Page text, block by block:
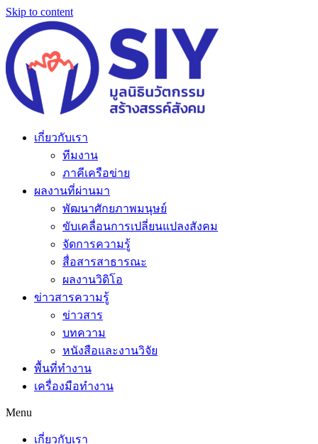
Skip to content
เกี่ยวกับเรา
ทีมงาน
ภาคีเครือข่าย
ผลงานที่ผ่านมา
พัฒนาศักยภาพมนุษย์
ขับเคลื่อนการเปลี่ยนแปลงสังคม
จัดการความรู้
สื่อสารสาธารณะ
ผลงานวิดิโอ
ข่าวสารความรู้
ข่าวสาร
บทความ
หนังสือและงานวิจัย
พื้นที่ทำงาน
เครื่องมือทำงาน
Menu
เกี่ยวกับเรา